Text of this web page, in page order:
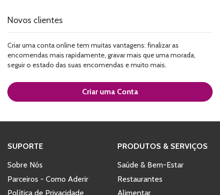
Novos clientes
Criar uma conta online tem muitas vantagens: finalizar as
encomendas mais rapidamente, gravar mais que uma morada,
seguir o estado das suas encomendas e muito mais.
Criar uma Conta
SUPORTE
Sobre Nós
Parceiros - Como Aderir
Política de Privacidade
PRODUTOS & SERVIÇOS
Saúde & Bem-Estar
Restaurantes
Alimentar